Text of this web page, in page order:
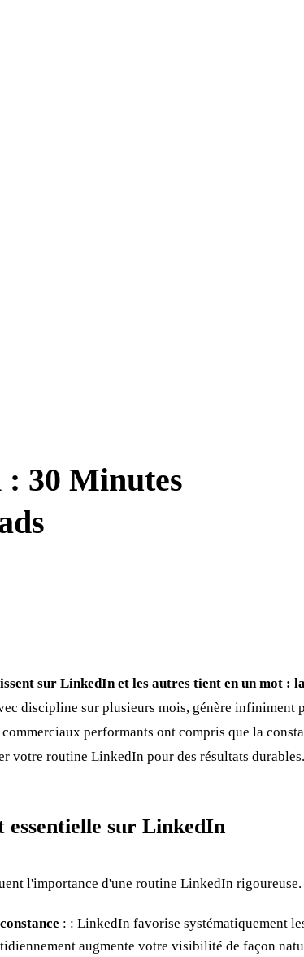
30 Minutes
sur LinkedIn et les autres tient en un mot :
discipline sur plusieurs mois, génère infiniment
performants ont compris que la
votre routine LinkedIn pour des résultats durables.
essentielle sur LinkedIn
l'importance d'une routine LinkedIn rigoureuse.
: : LinkedIn favorise systématiquement
augmente votre visibilité de façon